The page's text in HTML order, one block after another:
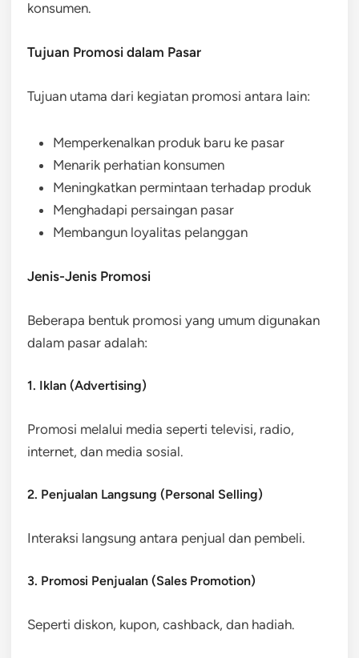
konsumen.
Tujuan Promosi dalam Pasar
Tujuan utama dari kegiatan promosi antara lain:
Memperkenalkan produk baru ke pasar
Menarik perhatian konsumen
Meningkatkan permintaan terhadap produk
Menghadapi persaingan pasar
Membangun loyalitas pelanggan
Jenis-Jenis Promosi
Beberapa bentuk promosi yang umum digunakan
dalam pasar adalah:
1. Iklan (Advertising)
Promosi melalui media seperti televisi, radio,
internet, dan media sosial.
2. Penjualan Langsung (Personal Selling)
Interaksi langsung antara penjual dan pembeli.
3. Promosi Penjualan (Sales Promotion)
Seperti diskon, kupon, cashback, dan hadiah.